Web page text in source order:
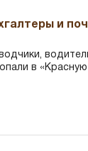
и
в